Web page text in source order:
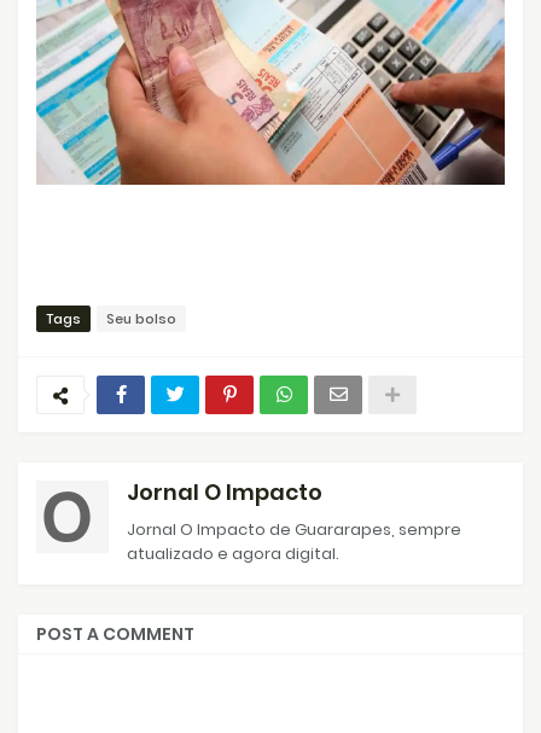
Tags Seu bolso
Jornal O Impacto
Jornal O Impacto de Guararapes, sempre
atualizado e agora digital.
POST A COMMENT